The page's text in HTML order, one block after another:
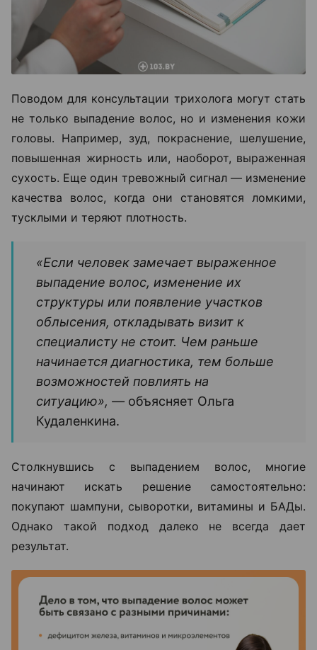
Поводом для консультации трихолога могут стать
не только выпадение волос, но и изменения кожи
головы. Например, зуд, покраснение, шелушение,
повышенная жирность или, наоборот, выраженная
сухость. Еще один тревожный сигнал — изменение
качества волос, когда они становятся ломкими,
тусклыми и теряют плотность.
«Если человек замечает выраженное
выпадение волос, изменение их
структуры или появление участков
облысения, откладывать визит к
специалисту не стоит. Чем раньше
начинается диагностика, тем больше
возможностей повлиять на
ситуацию», — объясняет Ольга
Кудаленкина.
Столкнувшись с выпадением волос, многие
начинают искать решение самостоятельно:
покупают шампуни, сыворотки, витамины и БАДы.
Однако такой подход далеко не всегда дает
результат.